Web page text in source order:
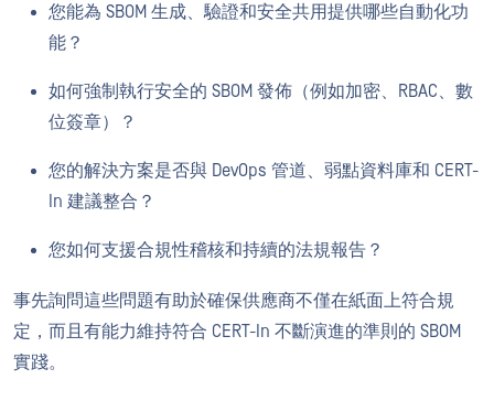
您能為 SBOM 生成、驗證和安全共用提供哪些自動化功
能？
如何強制執行安全的 SBOM 發佈（例如加密、RBAC、數
位簽章）？
您的解決方案是否與 DevOps 管道、弱點資料庫和 CERT-
In 建議整合？
您如何支援合規性稽核和持續的法規報告？
事先詢問這些問題有助於確保供應商不僅在紙面上符合規
定，而且有能力維持符合 CERT-In 不斷演進的準則的 SBOM
實踐。